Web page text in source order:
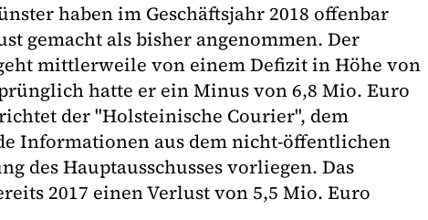
haben im Geschäftsjahr 2018 offenbar
gemacht als bisher angenommen. Der
mittlerweile von einem Defizit in Höhe von
hatte er ein Minus von 6,8 Mio. Euro
der "Holsteinische Courier", dem
Informationen aus dem nicht-öffentlichen
des Hauptausschusses vorliegen. Das
2017 einen Verlust von 5,5 Mio. Euro